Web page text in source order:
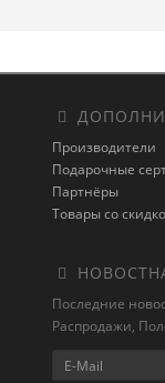
Производители
Подарочные
Партнёры
Товары со
Последние
Распродажи,